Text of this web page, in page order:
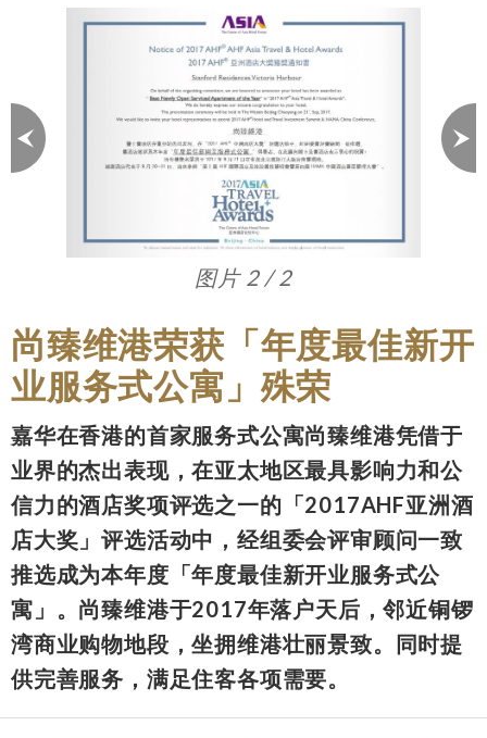
图片 1 / 2
尚臻维港荣获「年度最佳新开
业服务式公寓」殊荣
嘉华在香港的首家服务式公寓尚臻维港凭借于
业界的杰出表现，在亚太地区最具影响力和公
信力的酒店奖项评选之一的「2017AHF亚洲酒
店大奖」评选活动中，经组委会评审顾问一致
推选成为本年度「年度最佳新开业服务式公
寓」。尚臻维港于2017年落户天后，邻近铜锣
湾商业购物地段，坐拥维港壮丽景致。同时提
供完善服务，满足住客各项需要。